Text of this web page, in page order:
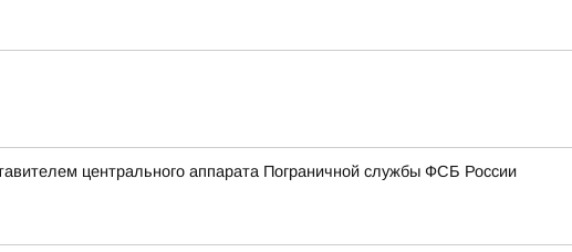
центрального аппарата Пограничной службы ФСБ России